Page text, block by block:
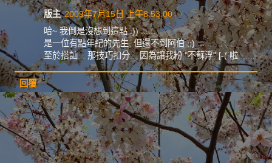
版主 2009年7月15日 上午8:53:00
哈~ 我倒是沒想到這點 :)) ......
是一位有點年紀的先生, 但還不到阿伯 ;;) ......
至於搭訕... 那技巧扣分... 因為讓我粉 "不蘇浮" [-( 啦.......
回覆